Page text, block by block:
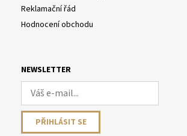
Reklamační řád
Hodnocení obchodu
NEWSLETTER